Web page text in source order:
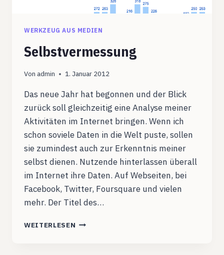
WERKZEUG AUS MEDIEN
Selbstvermessung
Von admin 1. Januar 2012
Das neue Jahr hat begonnen und der Blick
zurück soll gleichzeitig eine Analyse meiner
Aktivitäten im Internet bringen. Wenn ich
schon soviele Daten in die Welt puste, sollen
sie zumindest auch zur Erkenntnis meiner
selbst dienen. Nutzende hinterlassen überall
im Internet ihre Daten. Auf Webseiten, bei
Facebook, Twitter, Foursquare und vielen
mehr. Der Titel des…
WEITERLESEN SELBSTVERMESSUNG